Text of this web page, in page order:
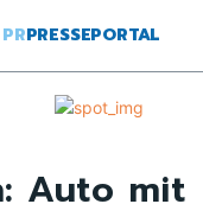
PRPRESSEPORTAL
Auto mit